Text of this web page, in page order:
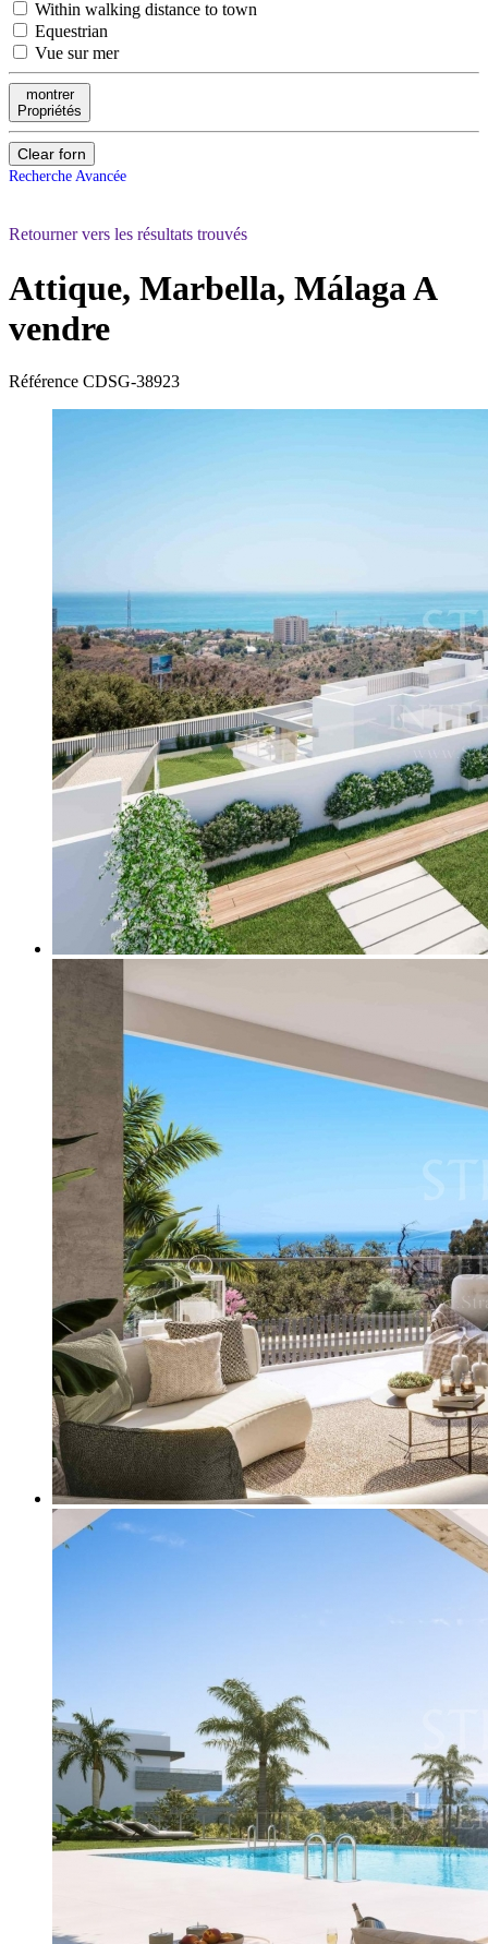
Within walking distance to town
Equestrian
Vue sur mer
montrer
Propriétés
Clear forn
Recherche Avancée
Retourner vers les résultats trouvés
Attique, Marbella, MálagaA
vendre
Référence CDSG-38923